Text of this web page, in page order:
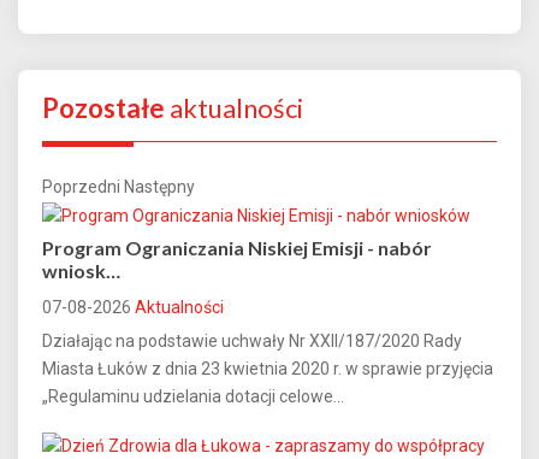
Pozostałe aktualności
Poprzedni Następny
Program Ograniczania Niskiej Emisji - nabór
wniosk…
07-08-2026 Aktualności
Działając na podstawie uchwały Nr XXII/187/2020 Rady
Miasta Łuków z dnia 23 kwietnia 2020 r. w sprawie przyjęcia
„Regulaminu udzielania dotacji celowe...